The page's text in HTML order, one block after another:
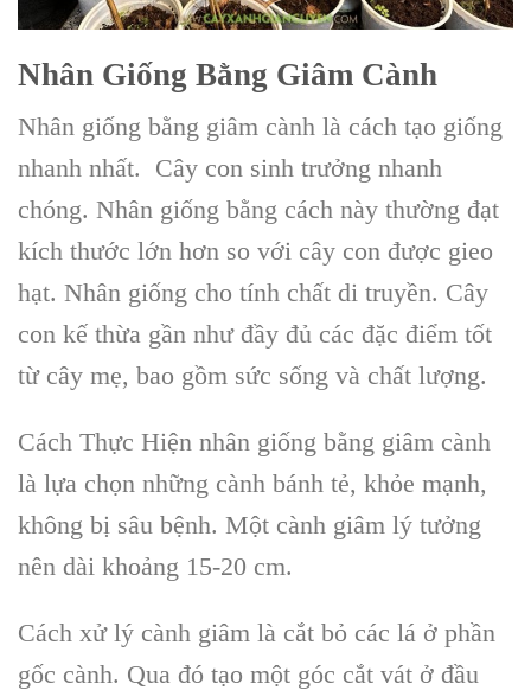
Nhân Giống Bằng Giâm Cành
Nhân giống bằng giâm cành là cách tạo giống
nhanh nhất. Cây con sinh trưởng nhanh
chóng. Nhân giống bằng cách này thường đạt
kích thước lớn hơn so với cây con được gieo
hạt. Nhân giống cho tính chất di truyền. Cây
con kế thừa gần như đầy đủ các đặc điểm tốt
từ cây mẹ, bao gồm sức sống và chất lượng.
Cách Thực Hiện nhân giống bằng giâm cành
là lựa chọn những cành bánh tẻ, khỏe mạnh,
không bị sâu bệnh. Một cành giâm lý tưởng
nên dài khoảng 15-20 cm.
Cách xử lý cành giâm là cắt bỏ các lá ở phần
gốc cành. Qua đó tạo một góc cắt vát ở đầu